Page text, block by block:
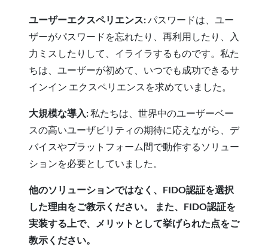
ユーザーエクスペリエンス:パスワードは、ユー
ザーがパスワードを忘れたり、再利用したり、入
力ミスしたりして、イライラするものです。私た
ちは、ユーザーが初めて、いつでも成功できるサ
インイン エクスペリエンスを求めていました。
大規模な導入:私たちは、世界中のユーザーベー
スの高いユーザビリティの期待に応えながら、デ
バイスやプラットフォーム間で動作するソリュー
ションを必要としていました。
他のソリューションではなく、FIDO認証を選択
した理由をご教示ください。 また、FIDO認証を
実装する上で、メリットとして挙げられた点をご
教示ください。